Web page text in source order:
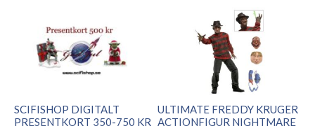
SCIFISHOP DIGITALT
PRESENTKORT 350-750 KR
ULTIMATE FREDDY KRUGER
ACTIONFIGUR NIGHTMARE